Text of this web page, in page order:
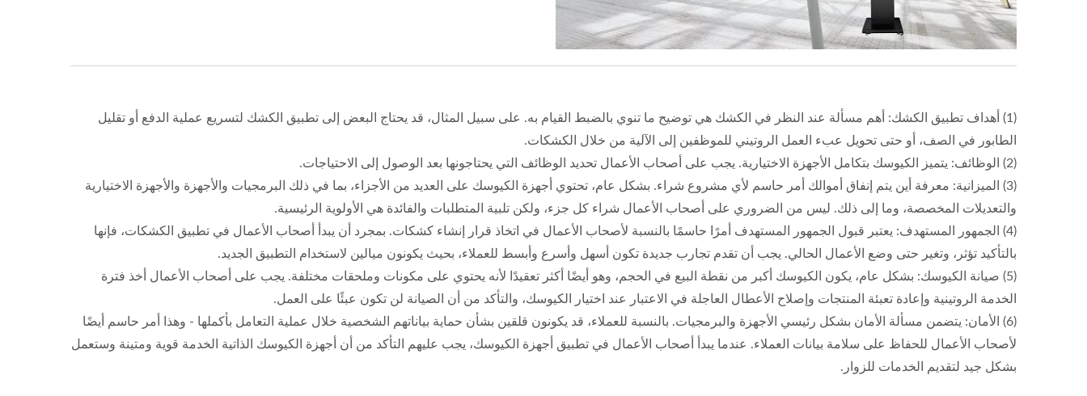
(1) أهداف تطبيق الكشك: أهم مسألة عند النظر في الكشك هي توضيح ما تنوي بالضبط القيام به. على سبيل المثال، قد يحتاج البعض إلى تطبيق الكشك لتسريع عملية الدفع أو تقليل
الطابور في الصف، أو حتى تحويل عبء العمل الروتيني للموظفين إلى الآلية من خلال الكشكات.
(2) الوظائف: يتميز الكيوسك بتكامل الأجهزة الاختيارية. يجب على أصحاب الأعمال تحديد الوظائف التي يحتاجونها بعد الوصول إلى الاحتياجات.
(3) الميزانية: معرفة أين يتم إنفاق أموالك أمر حاسم لأي مشروع شراء. بشكل عام، تحتوي أجهزة الكيوسك على العديد من الأجزاء، بما في ذلك البرمجيات والأجهزة والأجهزة الاختيارية
والتعديلات المخصصة، وما إلى ذلك. ليس من الضروري على أصحاب الأعمال شراء كل جزء، ولكن تلبية المتطلبات والفائدة هي الأولوية الرئيسية.
(4) الجمهور المستهدف: يعتبر قبول الجمهور المستهدف أمرًا حاسمًا بالنسبة لأصحاب الأعمال في اتخاذ قرار إنشاء كشكات. بمجرد أن يبدأ أصحاب الأعمال في تطبيق الكشكات، فإنها
بالتأكيد تؤثر، وتغير حتى وضع الأعمال الحالي. يجب أن تقدم تجارب جديدة تكون أسهل وأسرع وأبسط للعملاء، بحيث يكونون ميالين لاستخدام التطبيق الجديد.
(5) صيانة الكيوسك: بشكل عام، يكون الكيوسك أكبر من نقطة البيع في الحجم، وهو أيضًا أكثر تعقيدًا لأنه يحتوي على مكونات وملحقات مختلفة. يجب على أصحاب الأعمال أخذ فترة
الخدمة الروتينية وإعادة تعبئة المنتجات وإصلاح الأعطال العاجلة في الاعتبار عند اختيار الكيوسك، والتأكد من أن الصيانة لن تكون عبئًا على العمل.
(6) الأمان: يتضمن مسألة الأمان بشكل رئيسي الأجهزة والبرمجيات. بالنسبة للعملاء، قد يكونون قلقين بشأن حماية بياناتهم الشخصية خلال عملية التعامل بأكملها - وهذا أمر حاسم أيضًا
لأصحاب الأعمال للحفاظ على سلامة بيانات العملاء. عندما يبدأ أصحاب الأعمال في تطبيق أجهزة الكيوسك، يجب عليهم التأكد من أن أجهزة الكيوسك الذاتية الخدمة قوية ومتينة وستعمل
بشكل جيد لتقديم الخدمات للزوار.